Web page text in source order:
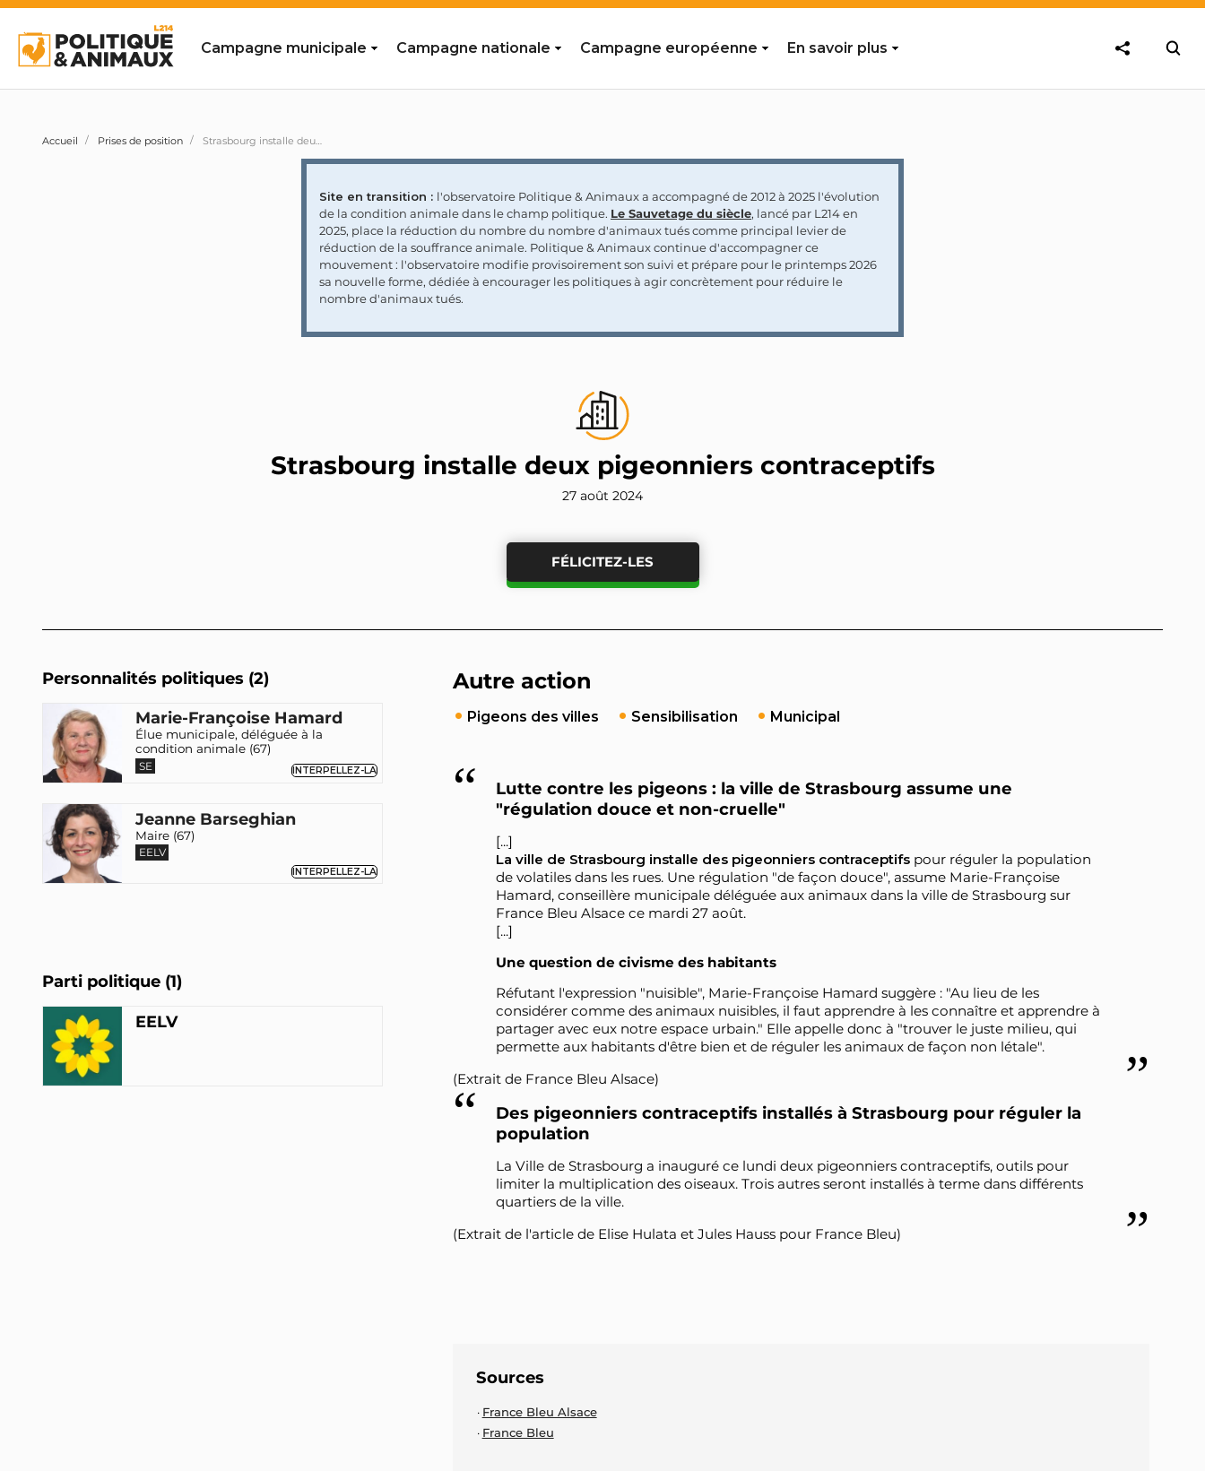
Campagne municipale Campagne nationale Campagne européenne En savoir plus
Accueil Prises de position Strasbourg installe deux pigeonniers contraceptifs
Site en transition : l'observatoire Politique & Animaux a accompagné de 2012 à 2025 l'évolution
de la condition animale dans le champ politique. Le Sauvetage du siècle, lancé par L214 en
2025, place la réduction du nombre du nombre d'animaux tués comme principal levier de
réduction de la souffrance animale. Politique & Animaux continue d'accompagner ce
mouvement : l'observatoire modifie provisoirement son suivi et prépare pour le printemps 2026
sa nouvelle forme, dédiée à encourager les politiques à agir concrètement pour réduire le
nombre d'animaux tués.
Strasbourg installe deux pigeonniers contraceptifs
27 août 2024
FÉLICITEZ-LES
Personnalités politiques (2)
Marie-Françoise Hamard
Élue municipale, déléguée à la
condition animale (67)
SE INTERPELLEZ-LA
Jeanne Barseghian
Maire (67)
EELV
INTERPELLEZ-LA
Parti politique (1)
EELV
Autre action
Pigeons des villes Sensibilisation Municipal
Lutte contre les pigeons : la ville de Strasbourg assume une
"régulation douce et non-cruelle"
[...]
La ville de Strasbourg installe des pigeonniers contraceptifspour réguler la population
de volatiles dans les rues. Une régulation "de façon douce", assume Marie-Françoise
Hamard, conseillère municipale déléguée aux animaux dans la ville de Strasbourg sur
France Bleu Alsace ce mardi 27 août.
[...]
Une question de civisme des habitants
Réfutant l'expression "nuisible", Marie-Françoise Hamard suggère : "Au lieu de les
considérer comme des animaux nuisibles, il faut apprendre à les connaître et apprendre à
partager avec eux notre espace urbain." Elle appelle donc à "trouver le juste milieu, qui
permette aux habitants d'être bien et de réguler les animaux de façon non létale".
(Extrait de France Bleu Alsace)
Des pigeonniers contraceptifs installés à Strasbourg pour réguler la
population
La Ville de Strasbourg a inauguré ce lundi deux pigeonniers contraceptifs, outils pour
limiter la multiplication des oiseaux. Trois autres seront installés à terme dans différents
quartiers de la ville.
(Extrait de l'article de Elise Hulata et Jules Hauss pour France Bleu)
Sources
France Bleu Alsace
France Bleu